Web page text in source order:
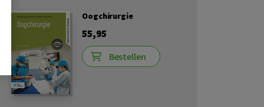
Oogchirurgie
55,95
Bestellen